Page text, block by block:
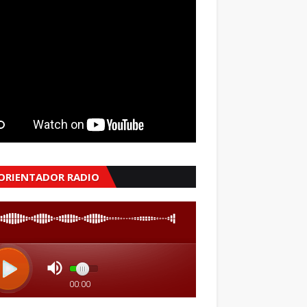
RADIO